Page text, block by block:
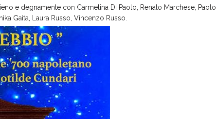
e degnamente con Carmelina Di Paolo, Renato Marchese, Paolo
Gaita, Laura Russo, Vincenzo Russo.